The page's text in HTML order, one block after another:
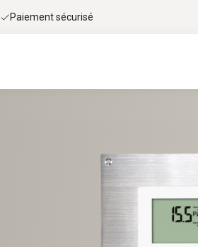
Paiement sécurisé